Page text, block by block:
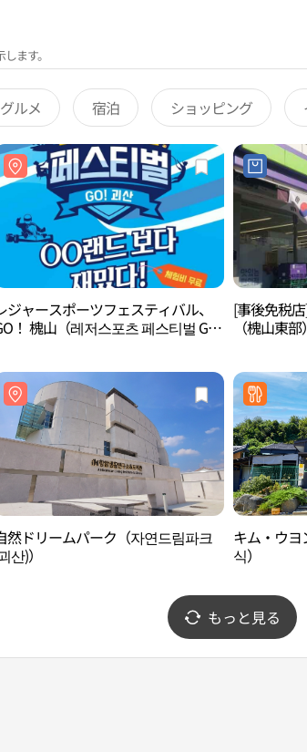
ます。
グルメ 宿泊 ショッピング
ジャースポーツフェスティバル、
！ 槐山（레저스포츠 페스티벌 GO!
[事後免税
（槐山東
然ドリームパーク（자연드림파크
산)）
キム・ウ
식）
もっと見る